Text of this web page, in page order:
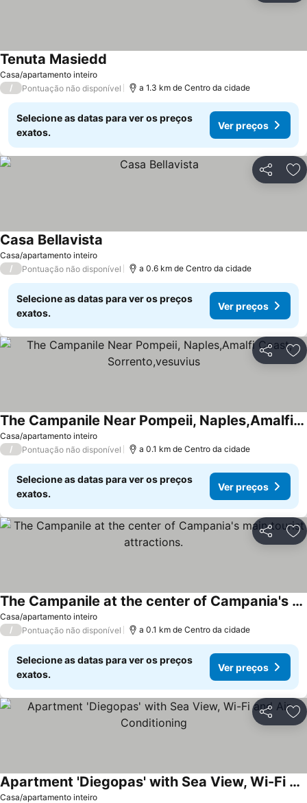
Casa/apartamento inteiro
Tenuta Masiedd
/ Pontuação não disponível a 1.3 km de Centro da cidade
Selecione as datas para ver os preços
exatos.
Ver preços
Partilhar
Casa/apartamento inteiro
Casa Bellavista
/ Pontuação não disponível a 0.6 km de Centro da cidade
Selecione as datas para ver os preços
exatos.
Ver preços
Partilhar
Casa/apartamento inteiro
The Campanile Near Pompeii, Naples,Amalfi Coast, Sorrento,vesuvius
/ Pontuação não disponível a 0.1 km de Centro da cidade
Selecione as datas para ver os preços
exatos.
Ver preços
Partilhar
Casa/apartamento inteiro
The Campanile at the center of Campania's main tourist attractions.
/ Pontuação não disponível a 0.1 km de Centro da cidade
Selecione as datas para ver os preços
exatos.
Ver preços
Partilhar
Casa/apartamento inteiro
Apartment 'Diegopas' with Sea View, Wi-Fi and Air Conditioning